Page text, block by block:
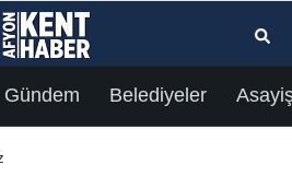
Gündem Belediyeler